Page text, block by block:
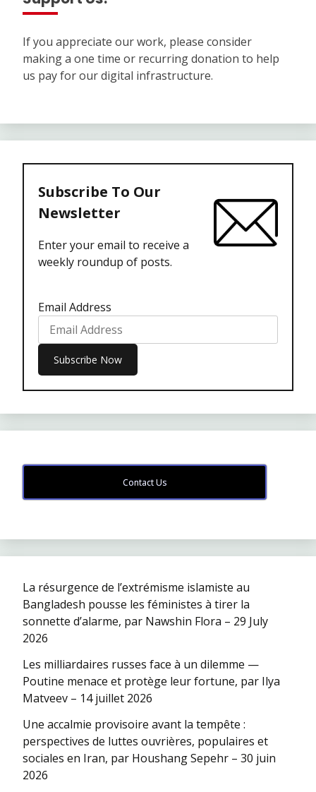
If you appreciate our work, please consider
making a one time or recurring donation to help
us pay for our digital infrastructure.
Subscribe To Our
Newsletter
Enter your email to receive a
weekly roundup of posts.
Email Address
Contact Us
La résurgence de l’extrémisme islamiste au
Bangladesh pousse les féministes à tirer la
sonnette d’alarme, par Nawshin Flora – 29 July
2026
Les milliardaires russes face à un dilemme —
Poutine menace et protège leur fortune, par Ilya
Matveev – 14 juillet 2026
Une accalmie provisoire avant la tempête :
perspectives de luttes ouvrières, populaires et
sociales en Iran, par Houshang Sepehr – 30 juin
2026